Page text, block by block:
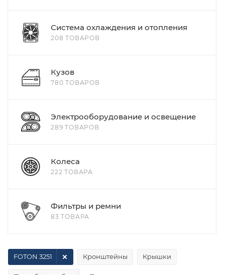
Система охлаждения и отопления
208 ТОВАРОВ
Кузов
780 ТОВАРОВ
Электрооборудование и освещение
289 ТОВАРОВ
Колеса
222 ТОВАРА
Фильтры и ремни
83 ТОВАРА
Кронштейны Крышки
FOTON 3251